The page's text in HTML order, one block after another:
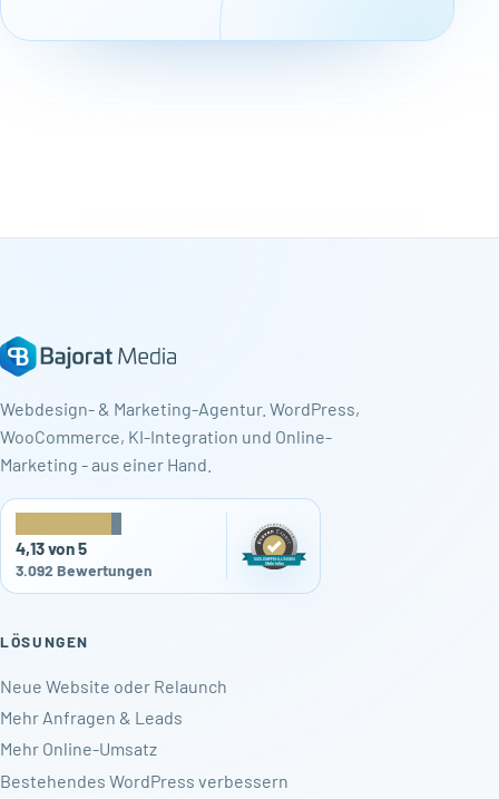
Webdesign- & Marketing-Agentur. WordPress,
WooCommerce, KI-Integration und Online-
Marketing - aus einer Hand.
4,13 von 5
3.092 Bewertungen
LÖSUNGEN
Neue Website oder Relaunch
Mehr Anfragen & Leads
Mehr Online-Umsatz
Bestehendes WordPress verbessern